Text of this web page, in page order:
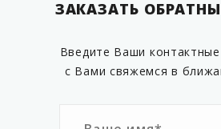
ЗАКАЗАТЬ
Введите Ваши
с Вами свяжемся в